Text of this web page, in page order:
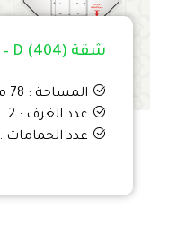
شقة D (404) – مشروع برج الظاهرة
المساحة : 78 متر
عدد الغرف : 2
عدد الحمامات : 2